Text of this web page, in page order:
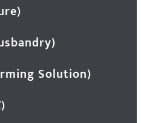
Solution)